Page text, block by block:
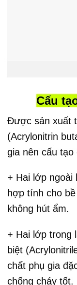
Cấu
Được sản xuất
(Acrylonitrin
gia nên cấu
+ Hai lớp ngoài
hợp tính cho
không hút ẩm.
+ Hai lớp trong
biệt
chất phụ gia
chống cháy tốt.